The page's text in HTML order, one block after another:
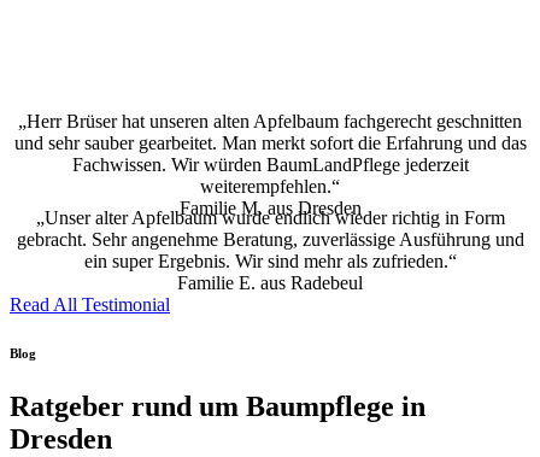
„Herr Brüser hat unseren alten Apfelbaum fachgerecht geschnitten
und sehr sauber gearbeitet. Man merkt sofort die Erfahrung und das
Fachwissen. Wir würden BaumLandPflege jederzeit
weiterempfehlen.“
Familie M. aus Dresden
„Unser alter Apfelbaum wurde endlich wieder richtig in Form
gebracht. Sehr angenehme Beratung, zuverlässige Ausführung und
ein super Ergebnis. Wir sind mehr als zufrieden.“
Familie E. aus Radebeul
Read All Testimonial
Blog
Ratgeber rund um Baumpflege in
Dresden